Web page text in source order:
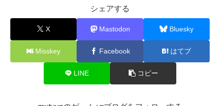
ュースで見たわ」→結果wwwwwwww
【画像】20年前のAV、キチガイすぎるwwwwww
管理会社から厳重注意されてお気持ち表明ｗｗｗ
【悲報】粗品、永久追放ｗｗｗｗｗｗｗｗｗｗｗｗｗｗｗ
シェアする
X Mastodon Bluesky
Misskey Facebook はてブ
LINE コピー